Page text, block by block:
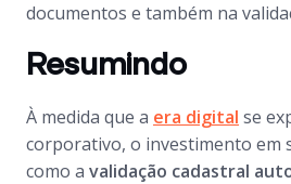
documentos e também na
Resumindo
À medida que a era digital se
corporativo, o investimento em
como a validação cadastral